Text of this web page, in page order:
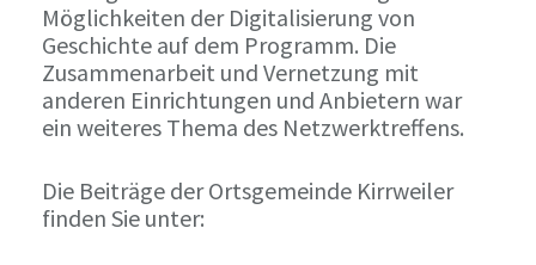
Möglichkeiten der Digitalisierung von
Geschichte auf dem Programm. Die
Zusammenarbeit und Vernetzung mit
anderen Einrichtungen und Anbietern war
ein weiteres Thema des Netzwerktreffens.
Die Beiträge der Ortsgemeinde Kirrweiler
finden Sie unter: